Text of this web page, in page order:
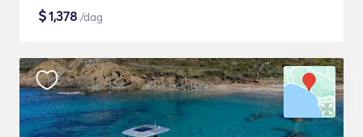
$1,378 /dag